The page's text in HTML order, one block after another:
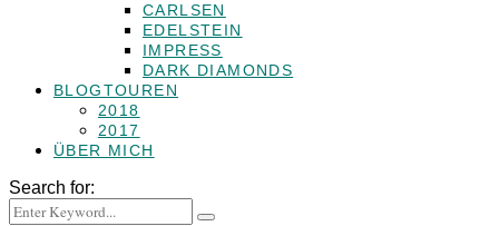
CARLSEN
EDELSTEIN
IMPRESS
DARK DIAMONDS
BLOGTOUREN
2018
2017
ÜBER MICH
Search for: